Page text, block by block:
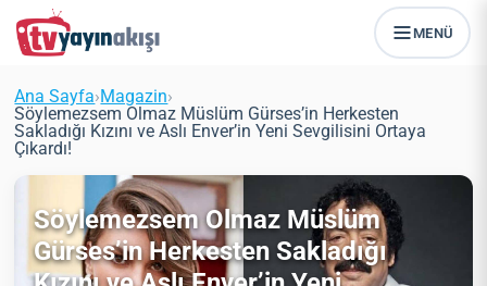
MENÜ
Ana Sayfa›Magazin›
Söylemezsem Olmaz Müslüm Gürses’in Herkesten
Sakladığı Kızını ve Aslı Enver’in Yeni Sevgilisini Ortaya
Çıkardı!
Söylemezsem Olmaz Müslüm
Gürses’in Herkesten Sakladığı